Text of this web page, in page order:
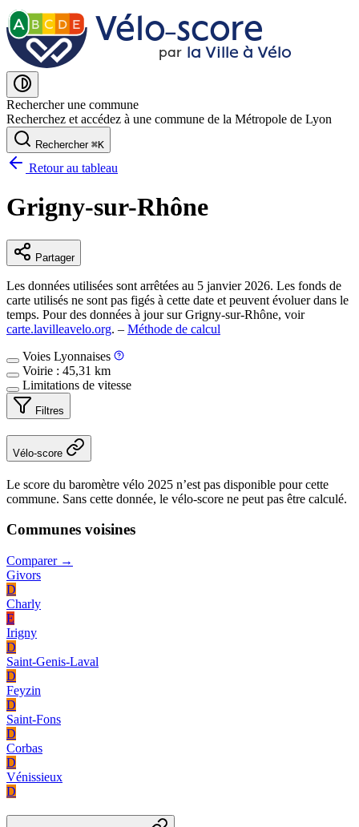
E
D
C
B
A
la Ville à Vélo
par
Vélo˗score
Rechercher une commune
Recherchez et accédez à une commune de la Métropole de Lyon
Rechercher ⌘K
Retour au tableau
Grigny-sur-Rhône
Partager
Les données utilisées sont arrêtées au 5 janvier 2026. Les fonds de
carte utilisés ne sont pas figés à cette date et peuvent évoluer dans le
temps. Pour des données à jour sur Grigny-sur-Rhône, voir
carte.lavilleavelo.org. – Méthode de calcul
Voies Lyonnaises
Voirie : 45,31 km
Limitations de vitesse
Filtres
Vélo-score
Le score du baromètre vélo 2025 n’est pas disponible pour cette
commune. Sans cette donnée, le vélo-score ne peut pas être calculé.
Communes voisines
Comparer →
Givors
D
Charly
E
Irigny
D
Saint-Genis-Laval
D
Feyzin
D
Saint-Fons
D
Corbas
D
Vénissieux
D